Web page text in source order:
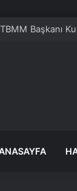
TBMM Başkanı